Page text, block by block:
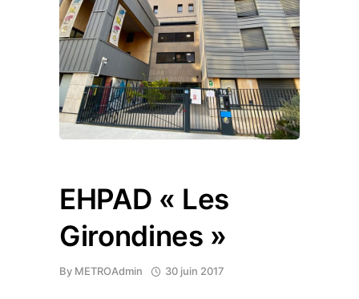
EHPAD « Les
Girondines »
By METROAdmin 30 juin 2017